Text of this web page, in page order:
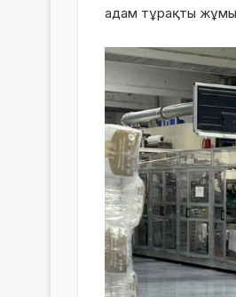
адам тұрақты